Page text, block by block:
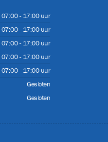
07:00 - 17:00 uur
07:00 - 17:00 uur
07:00 - 17:00 uur
07:00 - 17:00 uur
07:00 - 17:00 uur
Gesloten
Gesloten